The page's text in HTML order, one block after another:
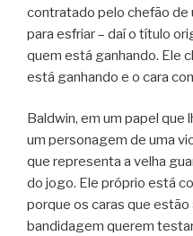
contratado pelo chefão de
para esfriar – daí o título
quem está ganhando. Ele
está ganhando e o cara
Baldwin, em um papel que
um personagem de uma
que representa a velha
do jogo. Ele próprio está
porque os caras que estão
bandidagem querem